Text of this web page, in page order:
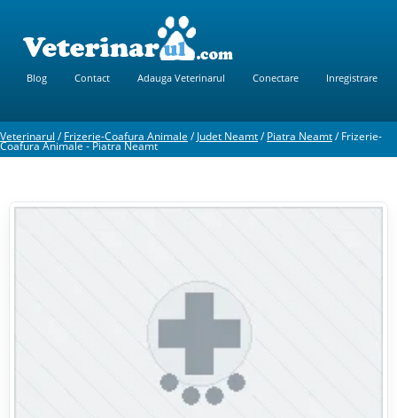
Blog Contact Adauga Veterinarul Conectare Inregistrare
Veterinarul /Frizerie-Coafura Animale /Judet Neamt/Piatra Neamt/Frizerie-
Coafura Animale - Piatra Neamt